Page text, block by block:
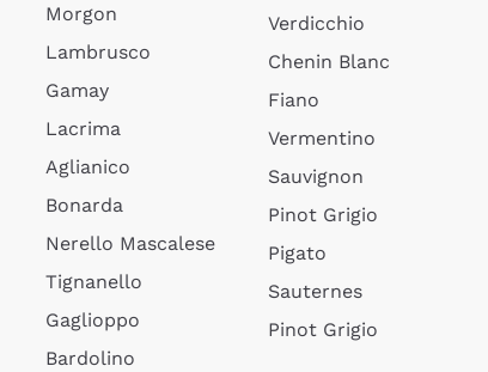
Morgon
Lambrusco
Gamay
Lacrima
Aglianico
Bonarda
Nerello Mascalese
Tignanello
Gaglioppo
Bardolino
Verdicchio
Chenin Blanc
Fiano
Vermentino
Sauvignon
Pinot Grigio
Pigato
Sauternes
Pinot Grigio